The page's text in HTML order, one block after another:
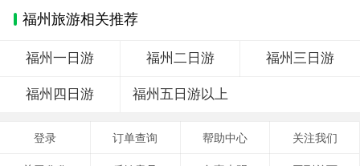
福州旅游相关推荐
福州一日游 福州二日游 福州三日游
福州四日游 福州五日游以上
登录 订单查询 帮助中心 关注我们